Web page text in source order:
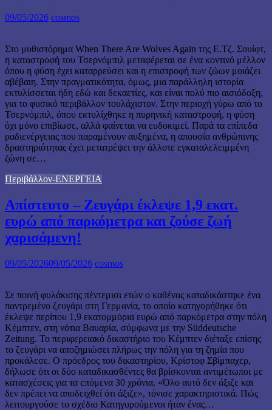
09/05/2026 cosmos
Στο μυθιστόρημα When There Are Wolves Again της Ε.Τζ. Σουίφτ,
η καταστροφή του Τσερνόμπιλ μεταφέρεται σε ένα κοντινό μέλλον
όπου η φύση έχει καταρρεύσει και η επιστροφή των ζώων μοιάζει
αβέβαιη. Στην πραγματικότητα, όμως, μια παράλληλη ιστορία
εκτυλίσσεται ήδη εδώ και δεκαετίες, και είναι πολύ πιο αισιόδοξη,
για το φυσικό περιβάλλον τουλάχιστον. Στην περιοχή γύρω από το
Τσερνόμπιλ, όπου εκτυλίχθηκε η πυρηνική καταστροφή, η φύση
όχι μόνο επιβίωσε, αλλά φαίνεται να ευδοκιμεί. Παρά τα επίπεδα
ραδιενέργειας που παραμένουν αυξημένα, η απουσία ανθρώπινης
δραστηριότητας έχει μετατρέψει την άλλοτε εγκαταλελειμμένη
ζώνη σε…
Περιβάλλον-ΕΝΕΡΓΕΙΑ
Απίστευτο – Ζευγάρι έκλεψε 1,9 εκατ.
ευρώ από παρκόμετρα και ζούσε ζωή
χαρισάμενη!
09/05/202609/05/2026 cosmos
Σε ποινή φυλάκισης πέντεμισι ετών ο καθένας καταδικάστηκε ένα
παντρεμένο ζευγάρι στη Γερμανία, το οποίο κατηγορήθηκε ότι
έκλεψε περίπου 1,9 εκατομμύρια ευρώ από παρκόμετρα στην πόλη
Κέμπτεν, στη νότια Βαυαρία, σύμφωνα με την Süddeutsche
Zeitung. Το περιφερειακό δικαστήριο του Κέμπτεν διέταξε επίσης
το ζευγάρι να αποζημιώσει πλήρως την πόλη για τη ζημία που
προκάλεσε. Ο πρόεδρος του δικαστηρίου, Κρίστοφ Σβίμπαχερ,
δήλωσε ότι οι δύο καταδικασθέντες θα βρίσκονται αντιμέτωποι με
κατασχέσεις για τα επόμενα 30 χρόνια. «Όλο αυτό δεν άξιζε και
δεν πρέπει να αποδειχθεί ότι άξιζε», τόνισε χαρακτηριστικά. Πώς
λειτουργούσε το σχέδιο Κατηγορούμενοι ήταν ένας…